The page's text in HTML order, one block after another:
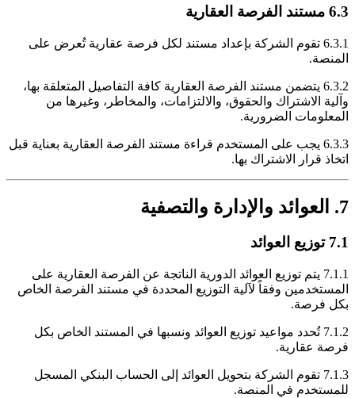
6.3 مستند الفرصة العقارية
6.3.1 تقوم الشركة بإعداد مستند لكل فرصة عقارية تُعرض على
المنصة.
6.3.2 يتضمن مستند الفرصة العقارية كافة التفاصيل المتعلقة بها،
وآلية الاشتراك والحقوق، والالتزامات، والمخاطر، وغيرها من
المعلومات الضرورية.
6.3.3 يجب على المستخدم قراءة مستند الفرصة العقارية بعناية قبل
اتخاذ قرار الاشتراك بها.
7. العوائد والإدارة والتصفية
7.1 توزيع العوائد
7.1.1 يتم توزيع العوائد الدورية الناتجة عن الفرصة العقارية على
المستخدمين وفقاً لآلية التوزيع المحددة في مستند الفرصة الخاص
بكل فرصة.
7.1.2 تُحدد مواعيد توزيع العوائد ونسبها في المستند الخاص بكل
فرصة عقارية.
7.1.3 تقوم الشركة بتحويل العوائد إلى الحساب البنكي المسجل
للمستخدم في المنصة.